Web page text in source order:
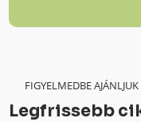
FIGYELMEDBE AJÁNLJUK
Legfrissebb